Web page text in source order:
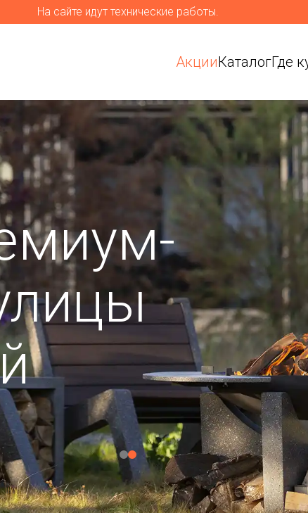
На сайте идут технические работы.
АкцииКаталогГде